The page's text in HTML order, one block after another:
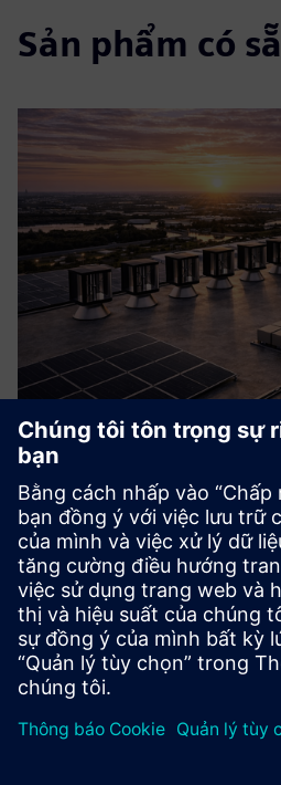
Sản phẩm có
Hover Microgrid
A self-sufficient, local energy
solar, storage and smart controls
onsite power, reduce reliance on
ensure clean, continuous
Tìm hiểu thêm